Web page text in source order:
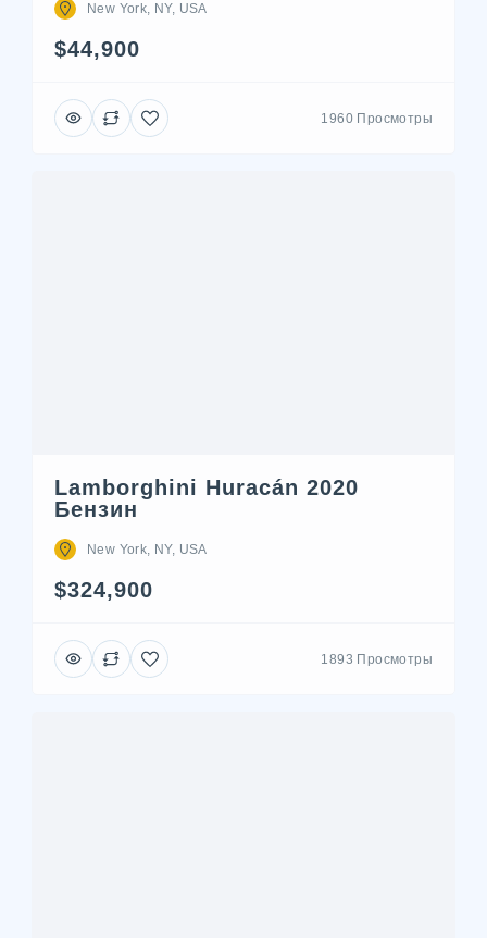
New York, NY, USA
$44,900
1960 Просмотры
Lamborghini Huracán 2020
Бензин
New York, NY, USA
$324,900
1893 Просмотры